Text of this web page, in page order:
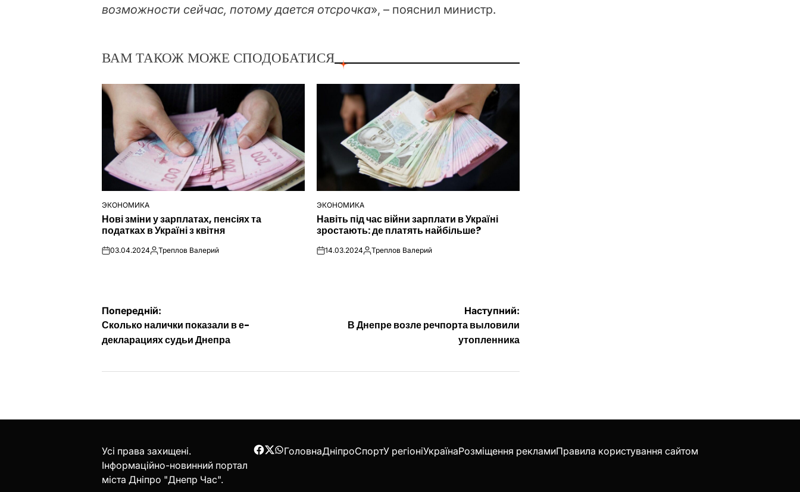
возможности сейчас, потому дается отсрочка», – пояснил министр.
ВАМ ТАКОЖ МОЖЕ СПОДОБАТИСЯ
ОПУБЛІКУВАТИ
У
ЭКОНОМИКА
Нові зміни у зарплатах, пенсіях та
податках в Україні з квітня
on03.04.2024Опубліковано
Треплов Валерий
ОПУБЛІКУВАТИ
У
ЭКОНОМИКА
Навіть під час війни зарплати в Україні
зростають: де платять найбільше?
on14.03.2024Опубліковано
Треплов Валерий
Навігація
записів
Попередній:
Сколько налички показали в е-
декларациях судьи Днепра
Наступний:
В Днепре возле речпорта выловили
утопленника
Усі права захищені.
Інформаційно-новинний портал
міста Дніпро "Днепр Час".
Facebook
Twitter
WhatsApp
ГоловнаДніпроСпортУ регіоніУкраїнаРозміщення рекламиПравила користування сайтом